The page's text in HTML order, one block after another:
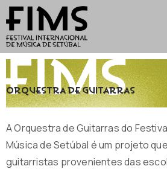
Orquestra de Guitarras
A Orquestra de Guitarras do
Música de Setúbal é um projeto
guitarristas provenientes das